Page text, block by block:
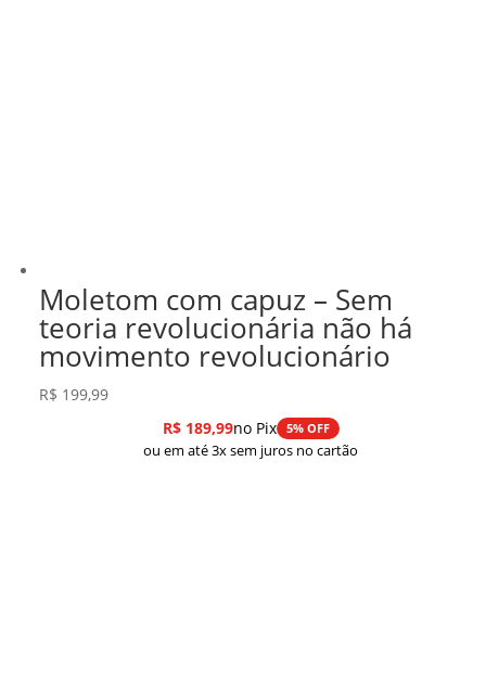
Moletom com capuz – Sem
teoria revolucionária não há
movimento revolucionário
R$ 199,99
R$189,99no Pix 5% OFF
ou em até 3x sem juros no cartão